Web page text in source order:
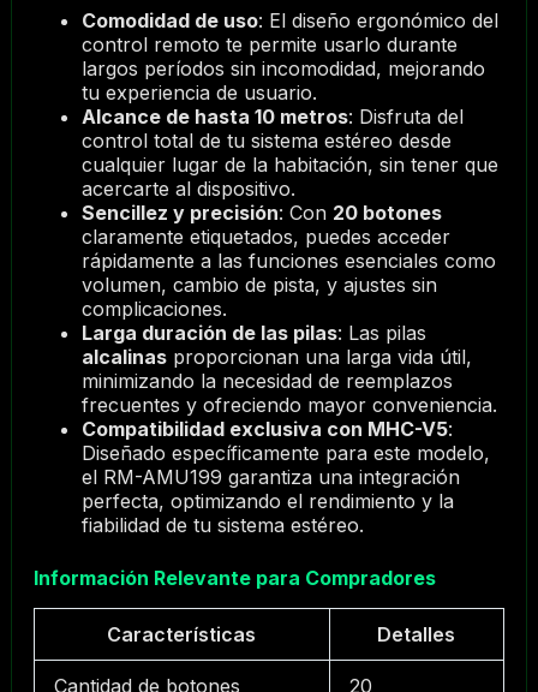
Comodidad de uso: El diseño ergonómico del
control remoto te permite usarlo durante
largos períodos sin incomodidad, mejorando
tu experiencia de usuario.
Alcance de hasta 10 metros: Disfruta del
control total de tu sistema estéreo desde
cualquier lugar de la habitación, sin tener que
acercarte al dispositivo.
Sencillez y precisión: Con 20 botones
claramente etiquetados, puedes acceder
rápidamente a las funciones esenciales como
volumen, cambio de pista, y ajustes sin
complicaciones.
Larga duración de las pilas: Las pilas
alcalinasproporcionan una larga vida útil,
minimizando la necesidad de reemplazos
frecuentes y ofreciendo mayor conveniencia.
Compatibilidad exclusiva con MHC-V5:
Diseñado específicamente para este modelo,
el RM-AMU199 garantiza una integración
perfecta, optimizando el rendimiento y la
fiabilidad de tu sistema estéreo.
Información Relevante para Compradores
Características Detalles
Cantidad de botones 20